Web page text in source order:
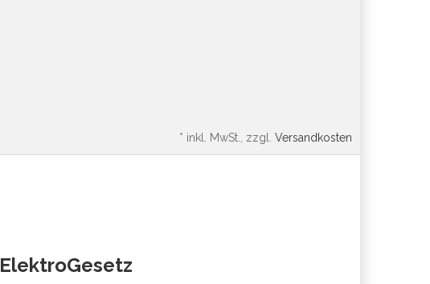
* inkl. MwSt., zzgl. Versandkosten
ElektroGesetz